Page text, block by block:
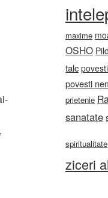
maxime
OSHO
talc
povesti
prietenie
sanatate
spiritualitate
ziceri